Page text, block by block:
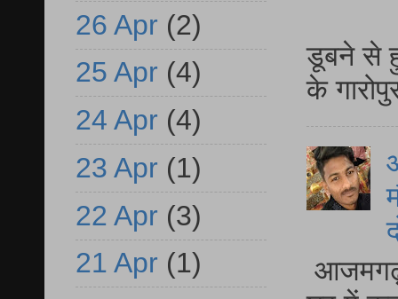
डूबने से
के
26 Apr (2)
25 Apr (4)
24 Apr (4)
23 Apr (1)
22 Apr (3)
21 Apr (1)